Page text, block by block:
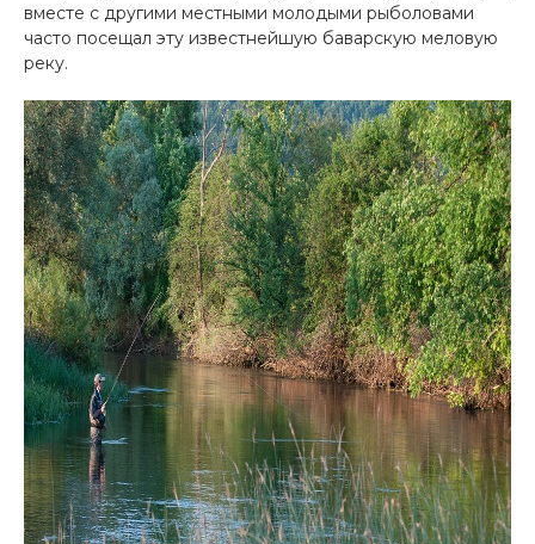
вместе с другими местными молодыми рыболовами
часто посещал эту известнейшую баварскую меловую
реку.